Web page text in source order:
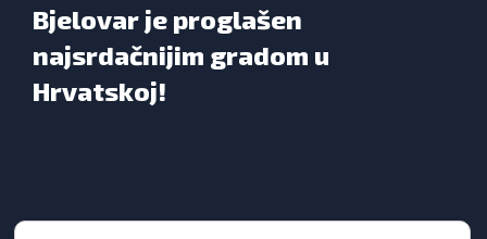
Bjelovar je proglašen
najsrdačnijim gradom u
Hrvatskoj!